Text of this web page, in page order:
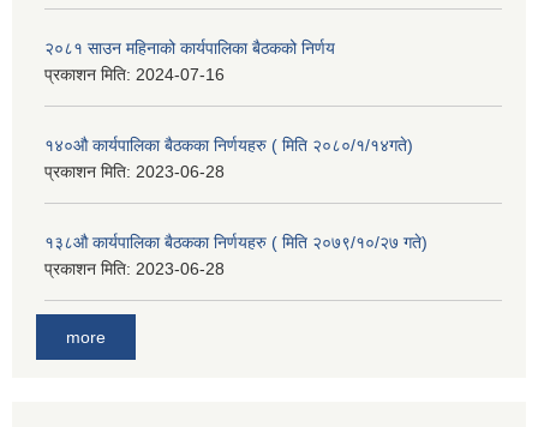
२०८१ साउन महिनाको कार्यपालिका बैठकको निर्णय
प्रकाशन मिति: 2024-07-16
१४०औ कार्यपालिका बैठकका निर्णयहरु ( मिति २०८०/१/१४गते)
प्रकाशन मिति: 2023-06-28
१३८औ कार्यपालिका बैठकका निर्णयहरु ( मिति २०७९/१०/२७ गते)
प्रकाशन मिति: 2023-06-28
more